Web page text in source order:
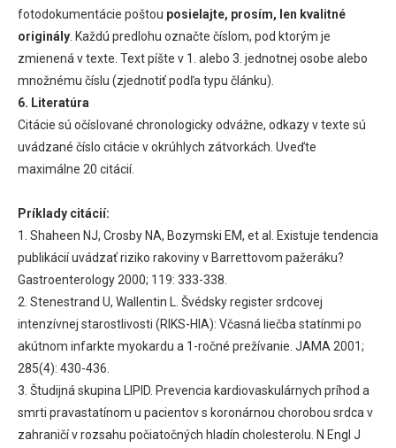
fotodokumentácie poštou posielajte, prosím, len kvalitné
originály . Každú predlohu označte číslom, pod ktorým je
zmienená v texte. Text píšte v 1. alebo 3. jednotnej osobe alebo
množnému číslu (zjednotiť podľa typu článku).
6. Literatúra
Citácie sú očíslované chronologicky odvážne, odkazy v texte sú
uvádzané číslo citácie v okrúhlych zátvorkách. Uveďte
maximálne 20 citácií.
Príklady citácií:
1. Shaheen NJ, Crosby NA, Bozymski EM, et al. Existuje tendencia
publikácií uvádzať riziko rakoviny v Barrettovom pažeráku?
Gastroenterology 2000; 119: 333-338.
2. Stenestrand U, Wallentin L. Švédsky register srdcovej
intenzívnej starostlivosti (RIKS-HIA): Včasná liečba statínmi po
akútnom infarkte myokardu a 1-ročné prežívanie. JAMA 2001;
285(4): 430-436.
3. Študijná skupina LIPID. Prevencia kardiovaskulárnych príhod a
smrti pravastatínom u pacientov s koronárnou chorobou srdca v
zahraničí v rozsahu počiatočných hladín cholesterolu. N Engl J